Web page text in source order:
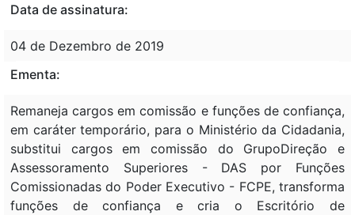
Data de assinatura:
04 de Dezembro de 2019
Ementa:
Remaneja cargos em comissão e funções de confiança,
em caráter temporário, para o Ministério da Cidadania,
substitui cargos em comissão do GrupoDireção e
Assessoramento Superiores - DAS por Funções
Comissionadas do Poder Executivo - FCPE, transforma
funções de confiança e cria o Escritório de